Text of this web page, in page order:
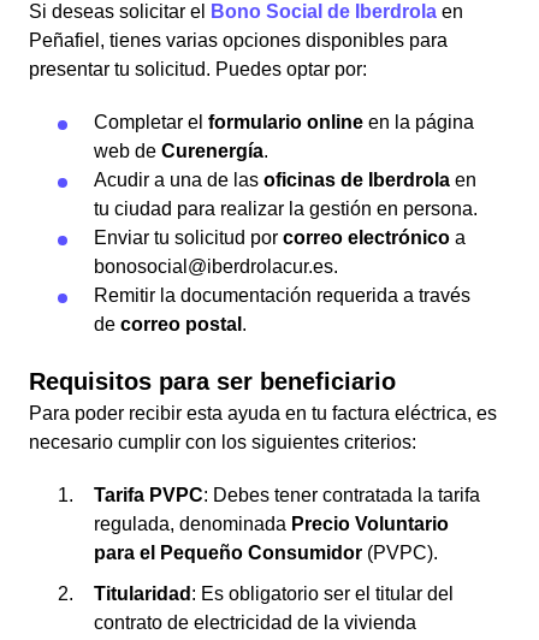
Si deseas solicitar el
Bono Social de Iberdrola en
Peñafiel, tienes varias opciones disponibles para
presentar tu solicitud. Puedes optar por:
Completar el formulario online en la página
web de Curenergía.
Acudir a una de las oficinas de Iberdrola en
tu ciudad para realizar la gestión en persona.
Enviar tu solicitud por correo electrónico a
bonosocial@iberdrolacur.es.
Remitir la documentación requerida a través
de correo postal .
Requisitos para ser beneficiario
Para poder recibir esta ayuda en tu factura eléctrica, es
necesario cumplir con los siguientes criterios:
Tarifa PVPC: Debes tener contratada la tarifa
regulada, denominada Precio Voluntario
para el Pequeño Consumidor (PVPC).
Titularidad : Es obligatorio ser el titular del
contrato de electricidad de la vivienda